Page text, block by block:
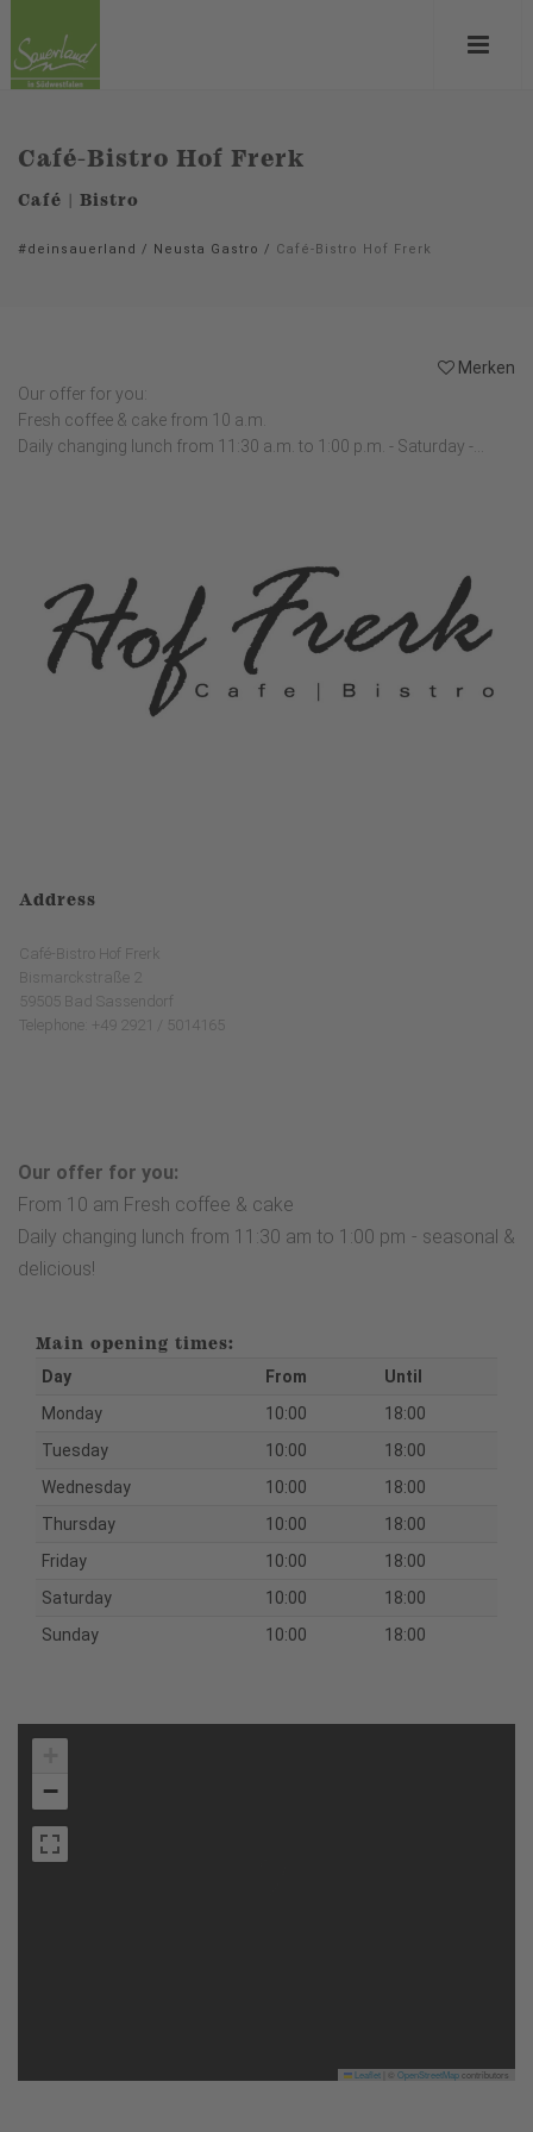
Café-Bistro Hof Frerk
Café | Bistro
#deinsauerland / Neusta Gastro / Café-Bistro Hof Frerk
Merken
Our offer for you:
Fresh coffee & cake from 10 a.m.
Daily changing lunch from 11:30 a.m. to 1:00 p.m. - Saturday -...
Address
Café-Bistro Hof Frerk
Bismarckstraße 2
59505 Bad Sassendorf
Telephone: +49 2921 / 5014165
Our offer for you:
From 10 am Fresh coffee & cake
Daily changing lunch from 11:30 am to 1:00 pm - seasonal &
delicious!
Main opening times:
Day From
Until
Monday
10:00
18:00
Tuesday
10:00
18:00
Wednesday
10:00
18:00
Thursday
10:00
18:00
Friday
10:00
18:00
Saturday
10:00
18:00
Sunday
10:00 18:00
−
Leaflet OpenStreetMapcontributors